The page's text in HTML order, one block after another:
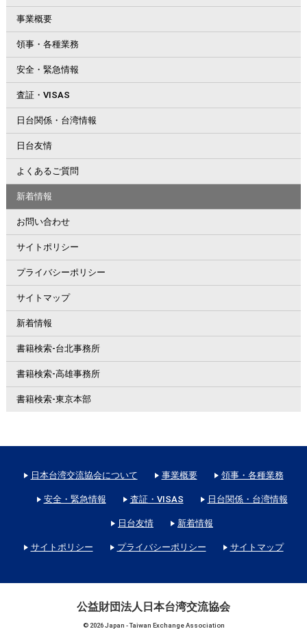
事業概要
領事・各種業務
安全・緊急情報
査証・VISAS
日台関係・台湾情報
日台友情
よくあるご質問
新着情報
お問い合わせ
サイトポリシー
プライバシーポリシー
サイトマップ
新着情報
書籍検索-台北事務所
書籍検索-高雄事務所
書籍検索-東京本部
日本台湾交流協会について 事業概要 領事・各種業務
安全・緊急情報 査証・VISAS 日台関係・台湾情報
日台友情 新着情報
サイトポリシー プライバシーポリシー サイトマップ
公益財団法人日本台湾交流協会
© 2026 Japan - Taiwan Exchange Association